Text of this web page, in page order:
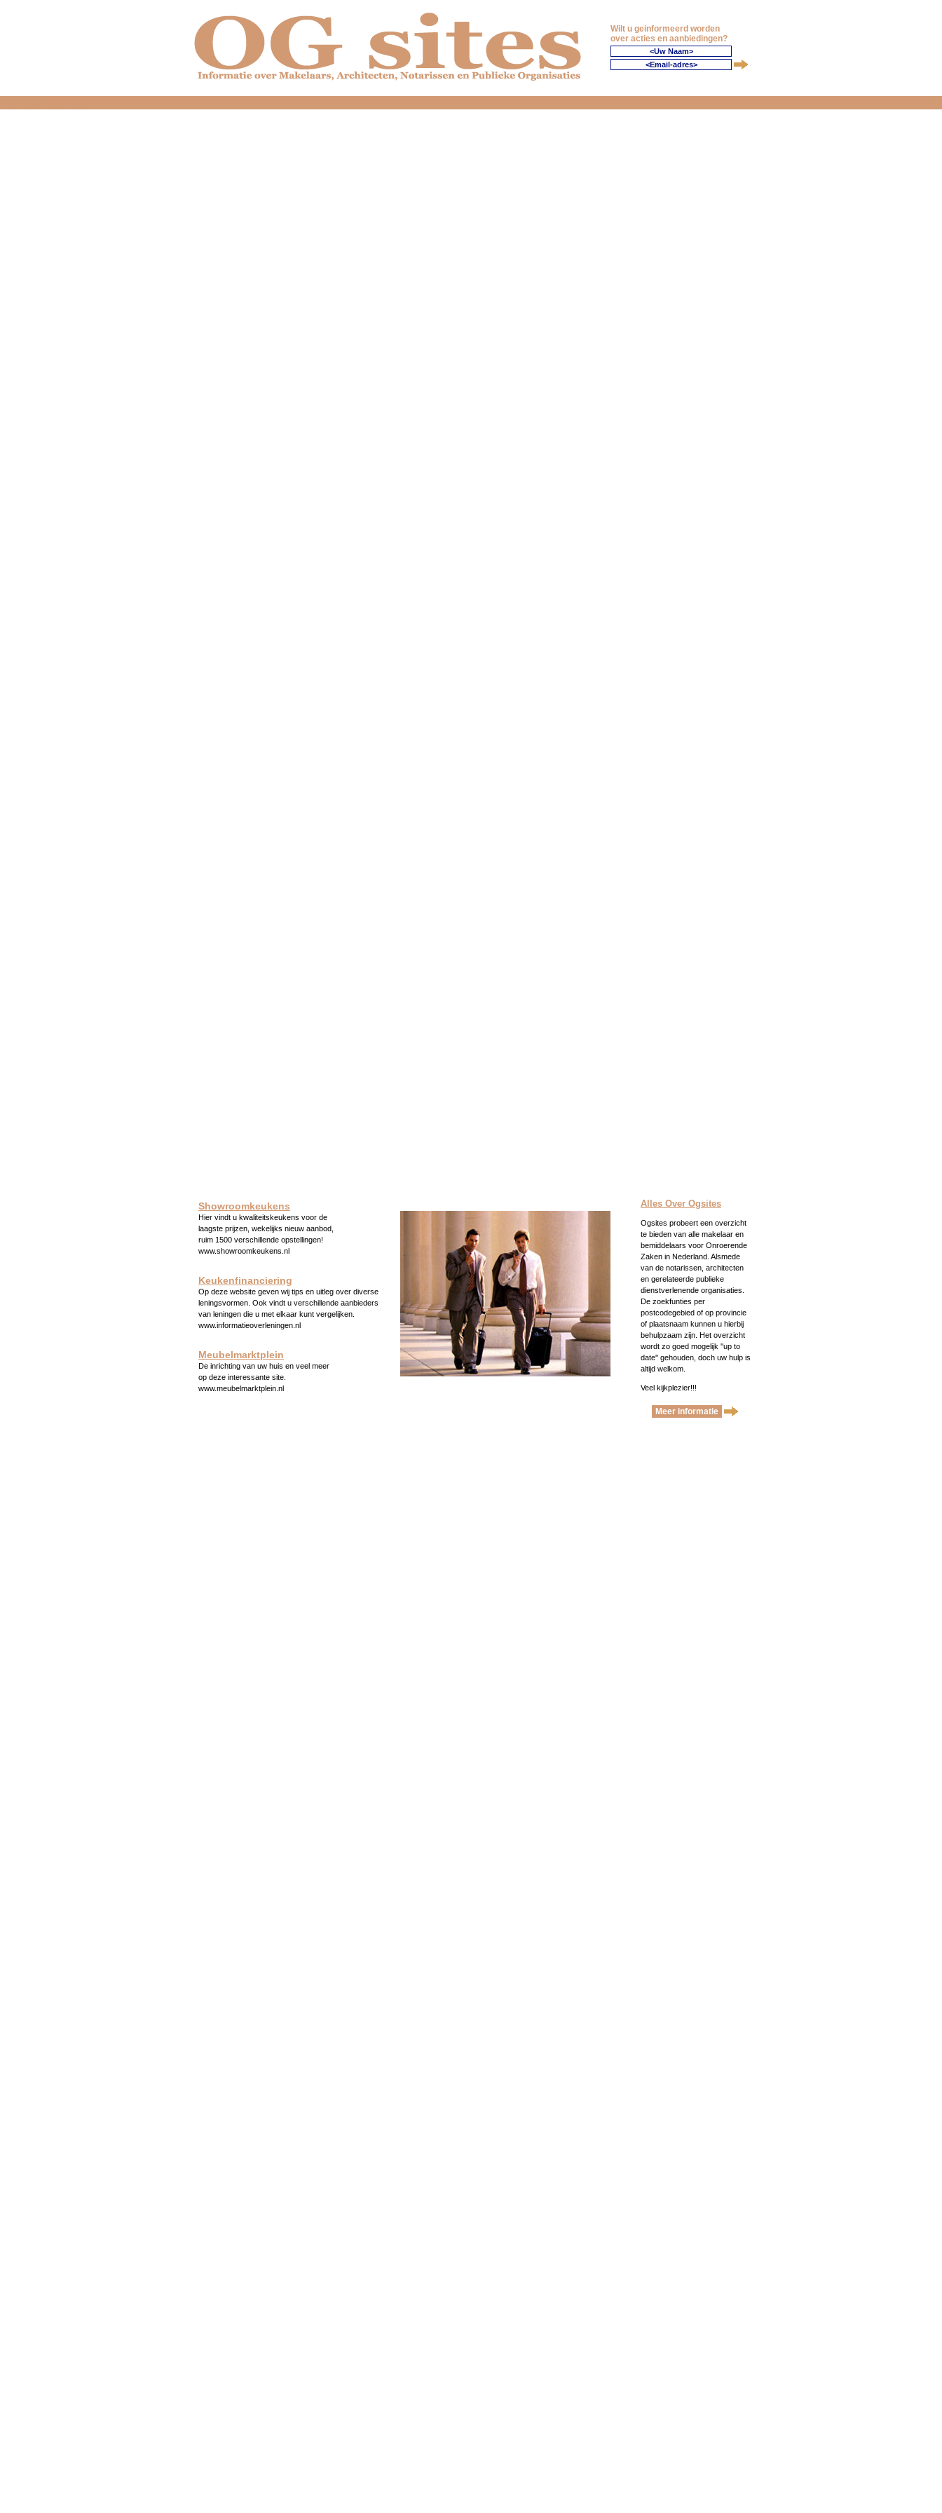
Wilt u geinformeerd worden
over acties en aanbiedingen?
Showroomkeukens
Hier vindt u kwaliteitskeukens voor de
laagste prijzen, wekelijks nieuw aanbod,
ruim 1500 verschillende opstellingen!
www.showroomkeukens.nl
Keukenfinanciering
Op deze website geven wij tips en uitleg over diverse
leningsvormen. Ook vindt u verschillende aanbieders
van leningen die u met elkaar kunt vergelijken.
www.informatieoverleningen.nl
Meubelmarktplein
De inrichting van uw huis en veel meer
op deze interessante site.
www.meubelmarktplein.nl
Alles Over Ogsites
Ogsites probeert een overzicht
te bieden van alle makelaar en
bemiddelaars voor Onroerende
Zaken in Nederland. Alsmede
van de notarissen, architecten
en gerelateerde publieke
dienstverlenende organisaties.
De zoekfunties per
postcodegebied of op provincie
of plaatsnaam kunnen u hierbij
behulpzaam zijn. Het overzicht
wordt zo goed mogelijk ''up to
date'' gehouden, doch uw hulp is
altijd welkom.
Veel kijkplezier!!!
Meer informatie